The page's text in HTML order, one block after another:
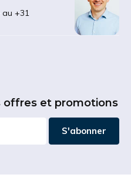
au +31
offres et promotions
S'abonner